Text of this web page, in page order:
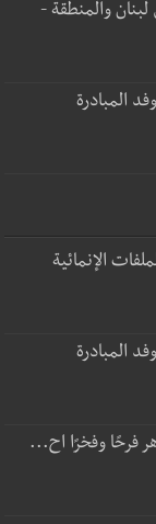
والمنطقة -
المبادرة
الإنمائية
المبادرة
فرحًا وفخرًا اح...